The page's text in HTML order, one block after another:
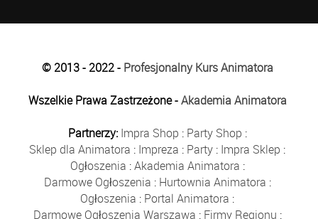
© 2013 - 2022 - Profesjonalny Kurs Animatora
Wszelkie Prawa Zastrzeżone -Akademia Animatora
Partnerzy: Impra Shop : Party Shop :
Sklep dla Animatora : Impreza : Party : Impra Sklep :
Ogłoszenia :Akademia Animatora :
Darmowe Ogłoszenia : Hurtownia Animatora :
Ogłoszenia : Portal Animatora :
Darmowe Ogłoszenia Warszawa : Firmy Regionu :